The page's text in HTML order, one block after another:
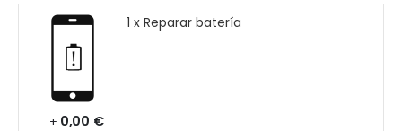
1 x Reparar batería
+ 0,00 €